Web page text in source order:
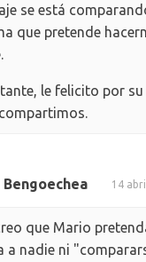
se está
que pretende
le felicito por
Bengoechea 14
que Mario
a nadie ni